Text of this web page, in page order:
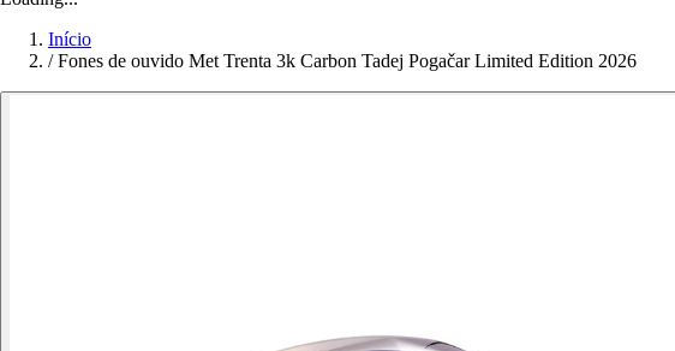
Início
/ Fones de ouvido Met Trenta 3k Carbon Tadej Pogačar Limited Edition 2026